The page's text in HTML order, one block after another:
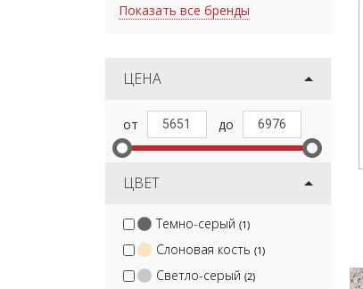
Показать все бренды
ЦЕНА
ЦВЕТ
Темно-серый (1)
Слоновая кость (1)
Светло-серый (2)